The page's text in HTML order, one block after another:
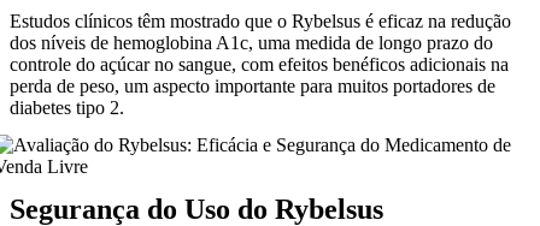
Estudos clínicos têm mostrado que o Rybelsus é eficaz na redução
dos níveis de hemoglobina A1c, uma medida de longo prazo do
controle do açúcar no sangue, com efeitos benéficos adicionais na
perda de peso, um aspecto importante para muitos portadores de
diabetes tipo 2.
Segurança do Uso do Rybelsus